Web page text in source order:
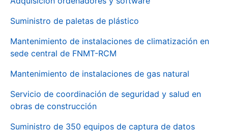
Suministro de paletas de plástico
Mantenimiento de instalaciones de climatización en
sede central de FNMT-RCM
Mantenimiento de instalaciones de gas natural
Servicio de coordinación de seguridad y salud en
obras de construcción
Suministro de 350 equipos de captura de datos